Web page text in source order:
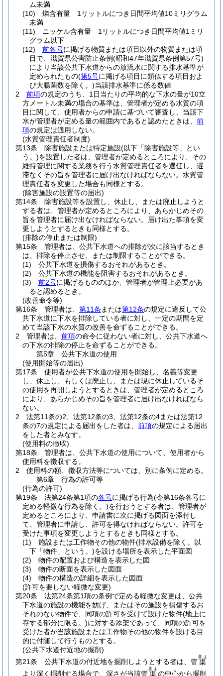
ム未満
(10)
燐含有量 1リットルにつき日間平均値10ミリグラム
未満
(11)
ニッケル含有量 1リットルにつき日間平均値1ミリ
グラム以下
(12)
前各号に掲げる物質または項目以外の物質または項
目で、滋賀県公害防止条例(昭和47年滋賀県条例第57号)
により当該公共下水道からの放流水に関する排水基準が
定められたもの(第5号に掲げる項目に類似する項目およ
び大腸菌数を除く。)当該排水基準に係る数値
2
前項の規定のうち、1日当たりの平均的な下水の量が10立
方メートル未満の場合の基準は、管理者が定める水質の項
目に関して、使用者からの申請に基づいて審査し、当該下
水が管理者が定める量の範囲内であると認めたときは、 前
項の規定は適用しない。
(水質管理責任者制度)
第13条
除害施設または特定施設(以下「除害施設等」とい
う。)を設置した者は、管理者が定めるところにより、その
維持管理に関する業務を行う水質管理責任者を選任し、遅
滞なくその旨を管理者に届け出なければならない。 水質管
理責任者を変更した場合も同様とする。
(除害施設の設置等の届出)
第14条
除害施設等を設置し、休止し、または廃止しようと
する者は、管理者が定めるところにより、あらかじめその
旨を管理者に届け出なければならない。
届け出た事項を変
更しようとするときも同様とする。
(排除の停止または制限)
第15条
管理者は、公共下水道への排除が次に該当するとき
は、排除を停止させ、または制限することができる。
(1)
公共下水道を損傷するおそれがあるとき。
(2)
公共下水道の機能を阻害するおそれがあるとき。
(3)
前2号に掲げるもののほか、管理者が管理上必要があ
ると認めるとき。
(改善命令等)
第16条
管理者は、 第11条 または第12条の規定に違反して公
共下水道に下水を排除している者に対し、一定の期間を定
めて当該下水の水質の改善を命ずることができる。
2
管理者は、 前項の命令に従わない者に対し、公共下水道へ
の下水の排除の停止を命ずることができる。
第5章
公共下水道の使用
(使用開始等の届出)
第17条
使用者が公共下水道の使用を開始し、名義等変更
し、休止し、もしくは廃止し、または現に休止しているそ
の使用を再開しようとするときは、管理者が定めるところ
により、あらかじめその旨を管理者に届け出なければなら
ない。
2
法第11条の2、法第12条の3、法第12条の4または法第12
条の7の規定による届出をした者は、 前項の規定による届出
をした者とみなす。
(使用料の徴収)
第18条
管理者は、公共下水道の使用について、使用者から
使用料を徴収する。
2
使用料の額、徴収方法等については、別に条例に定める。
第6章
行為の許可等
(行為の許可)
第19条
法第24条第1項の各号に掲げる行為(令第16条各号に
定める軽微な行為を除く。)を行おうとする者は、管理者が
定めるところにより、申請書に次に掲げる図面を添付し
て、管理者に申請し、許可を得なければならない。 許可を
受けた事項を変更しようとするときも同様とする。
(1)
施設または工作物その他の物件(排水設備を除く。以
下「物件」という。)を設ける場所を表示した平面図
(2)
物件の配置および構造を表示した図
(3)
物件の断面を表示した図面
(4)
物件の構造の詳細を表示した図面
(許可を要しない軽微な変更)
第20条
法第24条第1項の条例で定める軽微な変更は、公共
下水道の施設の機能を妨げ、またはその施設を損傷するお
それのない物件で、同項の許可を受けて設けた物件(地上に
存する部分に限る。)に対する添架であって、同項の許可を
受けた者が当該施設または工作物その他の物件を設ける目
的に付随して行うものとする。
(公共下水道付近地の掘削)
第21条
公共下水道の付近地を掘削しようとする者は、管 渠
きょ
より深く掘削する場合で、深さが当該管 渠
きょ
の中心から掘削